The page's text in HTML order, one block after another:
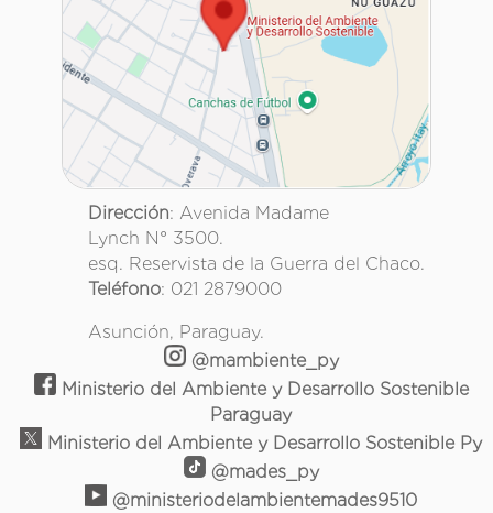
Dirección: Avenida Madame
Lynch N° 3500.
esq. Reservista de la Guerra del Chaco.
Teléfono: 021 2879000
Asunción, Paraguay.
@mambiente_py
Ministerio del Ambiente y Desarrollo Sostenible
Paraguay
Ministerio del Ambiente y Desarrollo Sostenible Py
@mades_py
@ministeriodelambientemades9510